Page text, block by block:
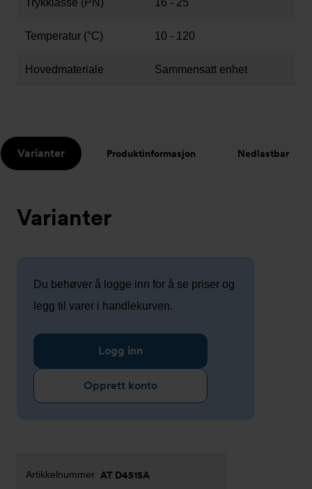
Temperatur (°C) 10 - 120
Hovedmateriale Sammensatt enhet
Varianter Produktinformasjon Nedlastbar
Varianter
Du behøver å logge inn for å se priser og
legg til varer i handlekurven.
Logg inn
Opprett konto
AT D4515A